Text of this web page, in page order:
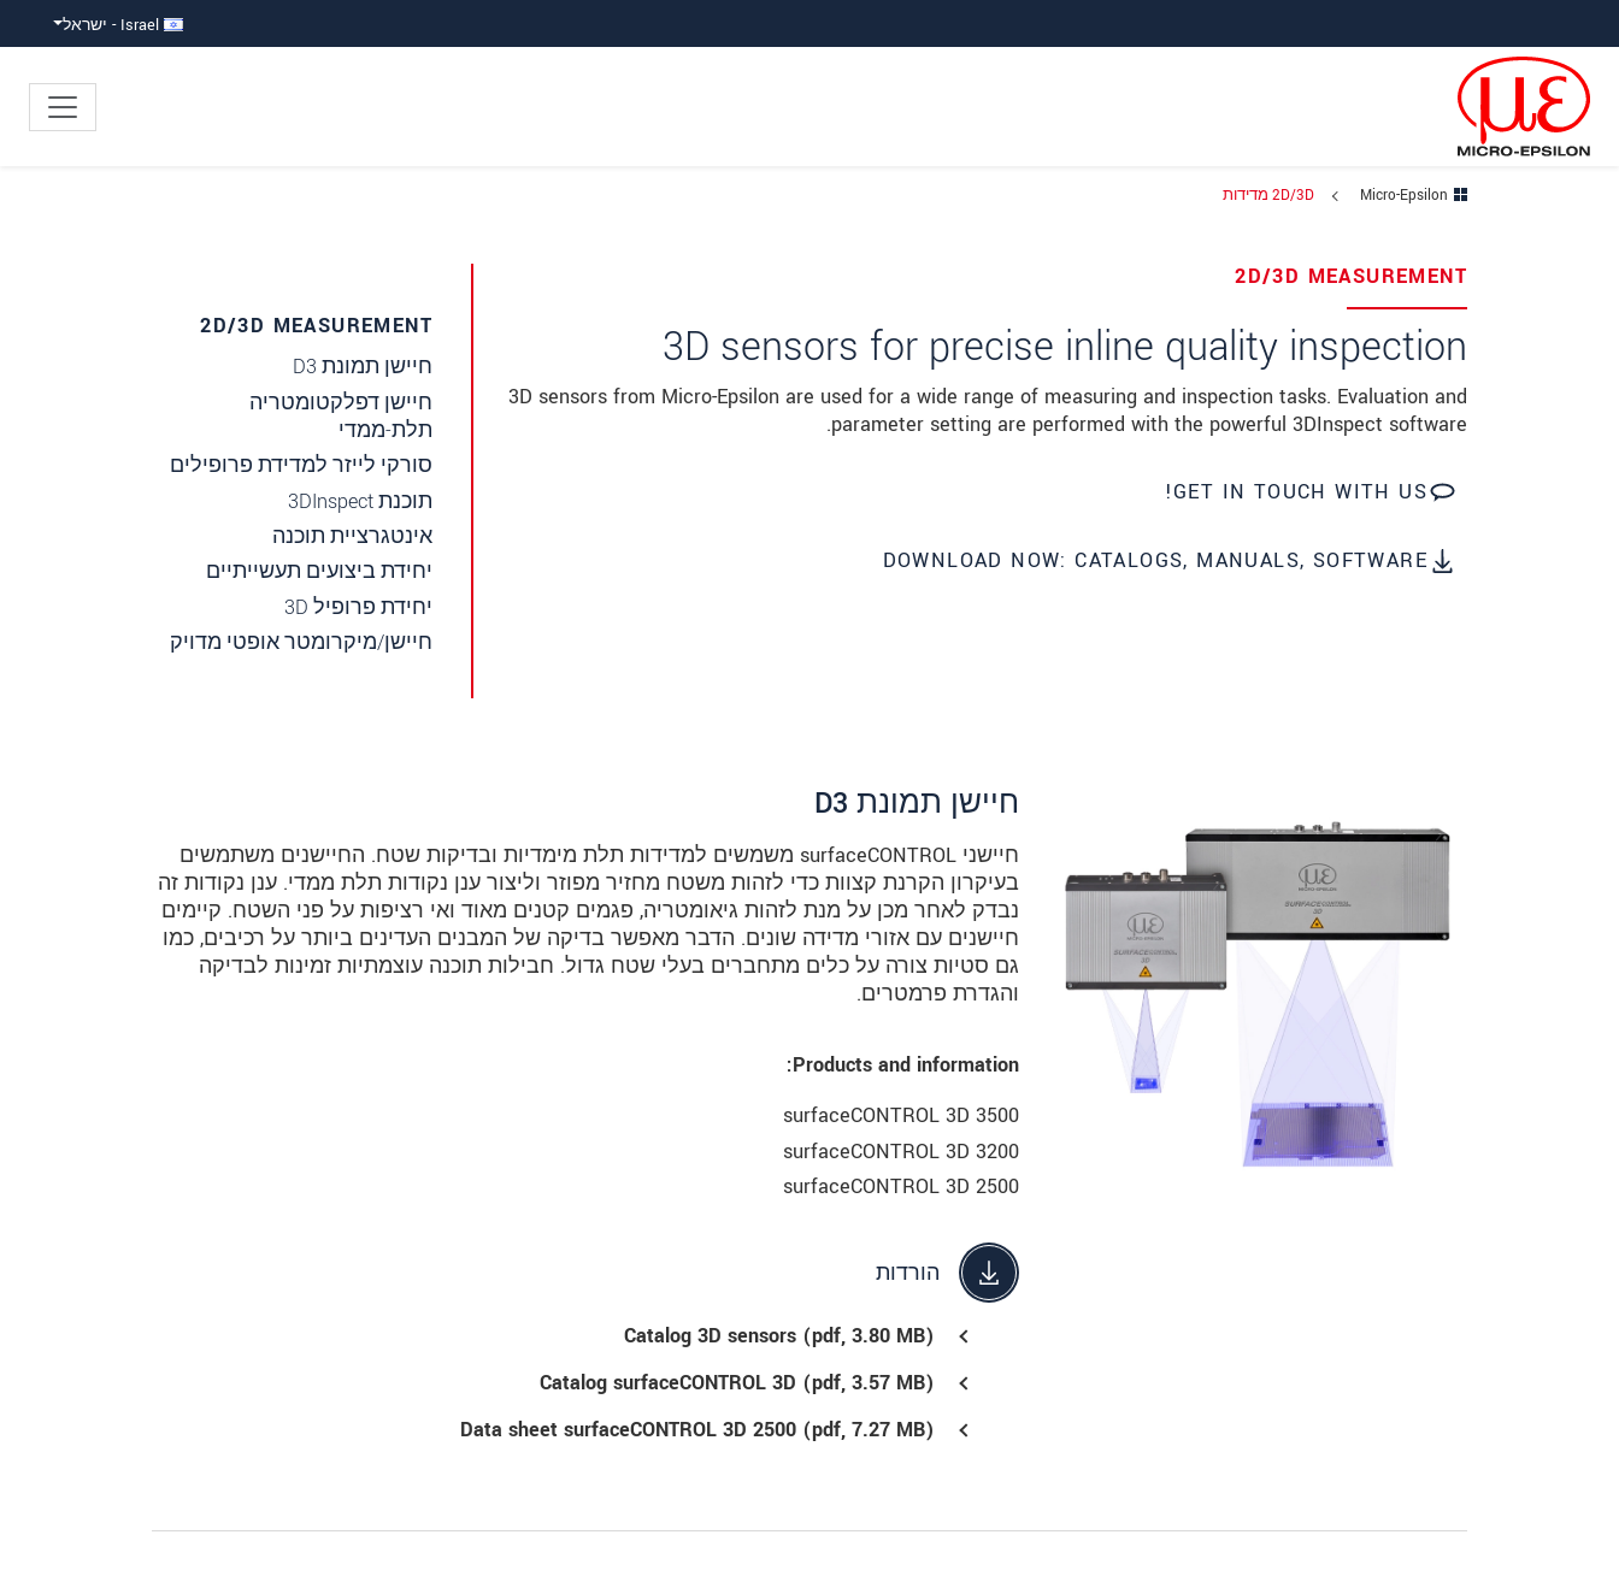
Israel - ישראל
Micro-Epsilon 2D/3D מדידות
2D/3D MEASUREMENT
3D sensors for precise inline quality inspection
3D sensors from Micro-Epsilon are used for a wide range of measuring and inspection tasks. Evaluation and
parameter setting are performed with the powerful 3DInspect software.
GET IN TOUCH WITH US!
DOWNLOAD NOW: CATALOGS, MANUALS, SOFTWARE
2D/3D MEASUREMENT
חיישן תמונת 3‏D
חיישן דפלקטומטריה
תלת-ממדי
סורקי לייזר למדידת פרופילים
תוכנת 3DInspect
אינטגרציית תוכנה
יחידת ביצועים תעשייתיים
יחידת פרופיל 3D
חיישן/מיקרומטר אופטי מדויק
חיישן תמונת 3‏D
חיישני surfaceCONTROL משמשים למדידות תלת מימדיות ובדיקות שטח. החיישנים משתמשים
בעיקרון הקרנת קצוות כדי לזהות משטח מחזיר מפוזר וליצור ענן נקודות תלת ממדי. ענן נקודות זה
נבדק לאחר מכן על מנת לזהות גיאומטריה, פגמים קטנים מאוד ואי רציפות על פני השטח. קיימים
חיישנים עם אזורי מדידה שונים. הדבר מאפשר בדיקה של המבנים העדינים ביותר על רכיבים, כמו
גם סטיות צורה על כלים מתחברים בעלי שטח גדול. חבילות תוכנה עוצמתיות זמינות לבדיקה
והגדרת פרמטרים.
Products and information:
surfaceCONTROL 3D 3500
surfaceCONTROL 3D 3200
surfaceCONTROL 3D 2500
הורדות
Catalog 3D sensors (pdf, 3.80 MB)
Catalog surfaceCONTROL 3D (pdf, 3.57 MB)
Data sheet surfaceCONTROL 3D 2500 (pdf, 7.27 MB)
Your request for: 2D/3D מדידות
כותרת
שם משפחה*
שם חברה*
*
* שדות חובה
אנו מתייחסים למידע בחסיון רב. אנא קרא את הצהרת הפרטיות שלנו (באנגלית).
שלח הודעה